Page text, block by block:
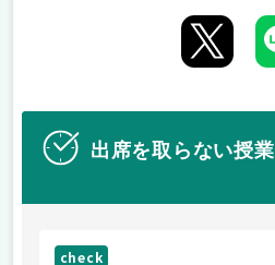
出席を取らない授業
check